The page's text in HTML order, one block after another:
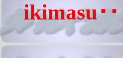
ikimasu･